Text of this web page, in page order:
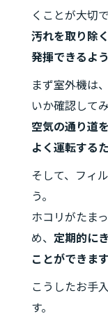
くことが大切で
汚れを取り除
発揮できるよ
まず室外機は
いか確認して
空気の通り道
よく運転する
そして、フィ
う。
ホコリがたま
め、 定期的に
ことができます
こうしたお手
す。